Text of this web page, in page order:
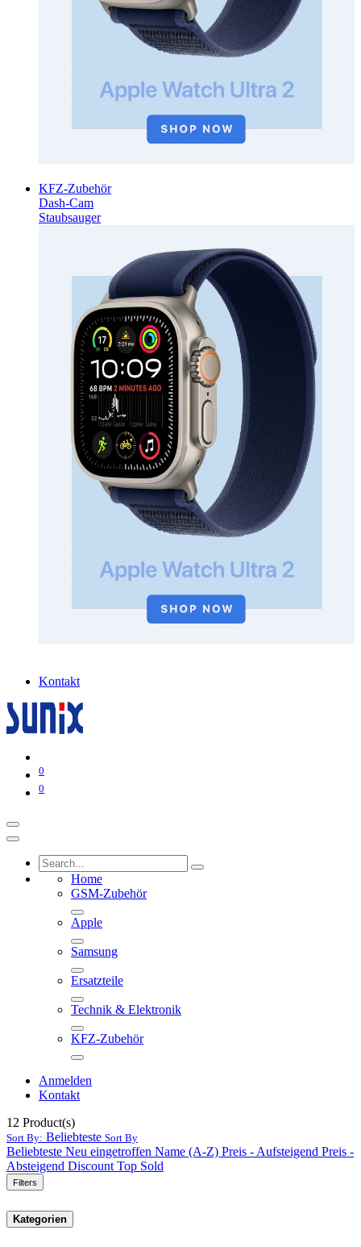
KFZ-Zubehör
Dash-Cam
Staubsauger
Kontakt
0
0
Home
GSM-Zubehör
Apple
Samsung
Ersatzteile
Technik & Elektronik
KFZ-Zubehör
Anmelden
Kontakt
12 Product(s)
Sort By: Beliebteste Sort By
Beliebteste Neu eingetroffen Name (A-Z) Preis - Aufsteigend Preis -
Absteigend Discount Top Sold
Filters
Kategorien